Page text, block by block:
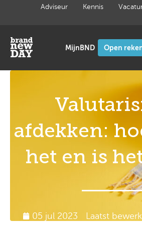
inhoud
Adviseur Kennis
Open
05 jul 2023 Laatst
afdekken:
het en is
05 jul 2023 Laatst